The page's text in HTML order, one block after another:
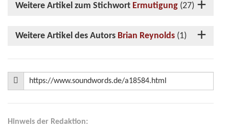
Weitere Artikel zum Stichwort Ermutigung (27)
Weitere Artikel des Autors Brian Reynolds (1)
Hinweis der Redaktion: